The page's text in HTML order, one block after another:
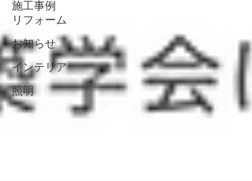
施工事例
リフォーム
お知らせ
インテリア
照明